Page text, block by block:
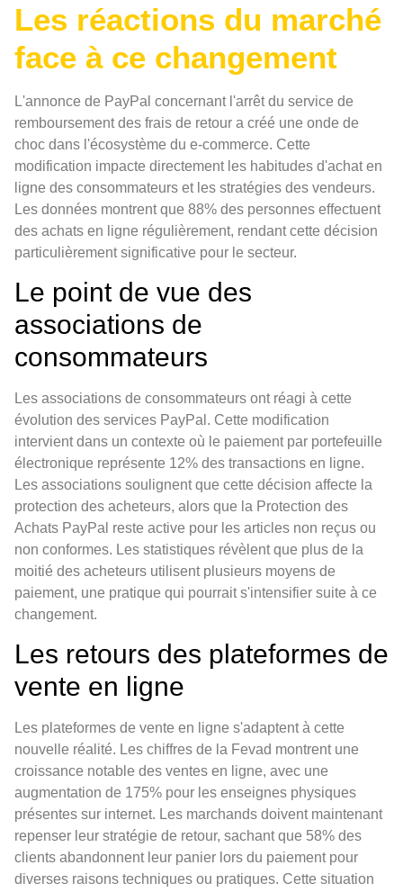
Les réactions du marché
face à ce changement
L'annonce de PayPal concernant l'arrêt du service de
remboursement des frais de retour a créé une onde de
choc dans l'écosystème du e-commerce. Cette
modification impacte directement les habitudes d'achat en
ligne des consommateurs et les stratégies des vendeurs.
Les données montrent que 88% des personnes effectuent
des achats en ligne régulièrement, rendant cette décision
particulièrement significative pour le secteur.
Le point de vue des
associations de
consommateurs
Les associations de consommateurs ont réagi à cette
évolution des services PayPal. Cette modification
intervient dans un contexte où le paiement par portefeuille
électronique représente 12% des transactions en ligne.
Les associations soulignent que cette décision affecte la
protection des acheteurs, alors que la Protection des
Achats PayPal reste active pour les articles non reçus ou
non conformes. Les statistiques révèlent que plus de la
moitié des acheteurs utilisent plusieurs moyens de
paiement, une pratique qui pourrait s'intensifier suite à ce
changement.
Les retours des plateformes de
vente en ligne
Les plateformes de vente en ligne s'adaptent à cette
nouvelle réalité. Les chiffres de la Fevad montrent une
croissance notable des ventes en ligne, avec une
augmentation de 175% pour les enseignes physiques
présentes sur internet. Les marchands doivent maintenant
repenser leur stratégie de retour, sachant que 58% des
clients abandonnent leur panier lors du paiement pour
diverses raisons techniques ou pratiques. Cette situation